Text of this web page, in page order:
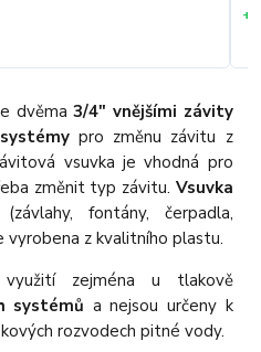
+
dvěma3/4" vnějšími závity
pro změnu závitu z
vsuvka je vhodná pro
změnit typ závitu. Vsuvka
(závlahy, fontány, čerpadla,
z kvalitního plastu.
zejména u tlakově
systémů a nejsou určeny k
rozvodech pitné vody.